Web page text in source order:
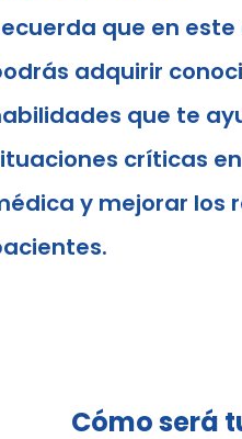
que en
adquirir
que te
críticas
y mejorar los
Cómo será